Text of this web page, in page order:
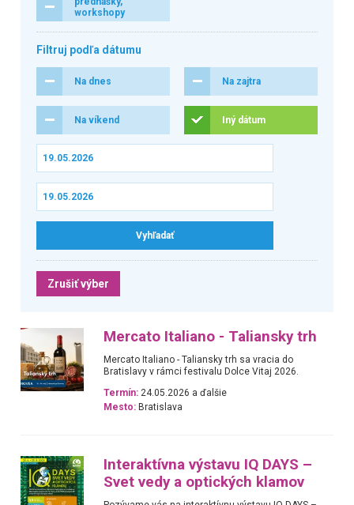
workshopy
Filtruj podľa dátumu
Na dnes Na zajtra
Na víkend Iný dátum
Zrušiť výber
Mercato Italiano - Taliansky trh
Mercato Italiano - Taliansky trh sa vracia do
Bratislavy v rámci festivalu Dolce Vitaj 2026.
Termín: 24.05.2026 a ďalšie
Mesto: Bratislava
Interaktívna výstavu IQ DAYS –
Svet vedy a optických klamov